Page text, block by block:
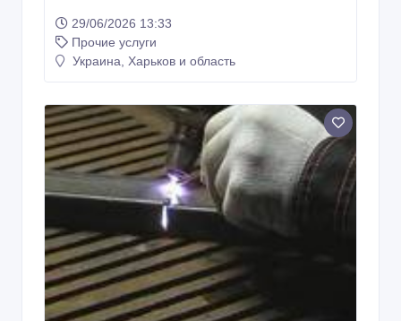
29/06/2026 13:33
Прочие услуги
Украина, Харьков и область